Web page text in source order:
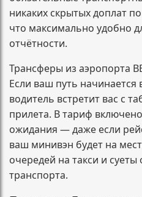
никаких скрытых доплат
что максимально удобно
отчётности.
Трансферы из аэропорта
Если ваш путь начинается
водитель встретит вас с
прилета. В тариф
ожидания — даже если
ваш минивэн будет на
очередей на такси и
транспорта.